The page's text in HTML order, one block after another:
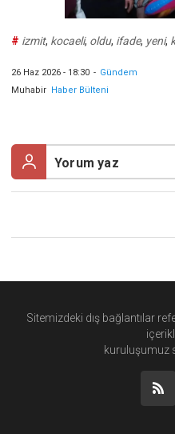
# izmit, kocaeli, oldu, ifade, yeni,
26 Haz 2026 - 18:30 - Gündem
Muhabir Haber Bülteni
Sitemizdeki dış bağlantılar
kuruluşumuz